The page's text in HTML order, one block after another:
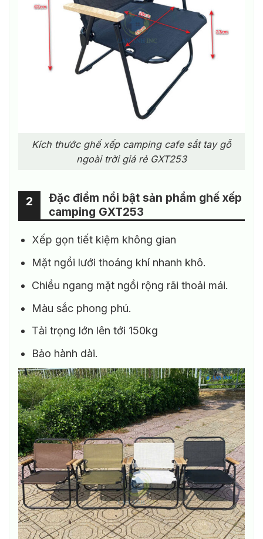
Kích thước ghế xếp camping cafe sắt tay gỗ
ngoài trời giá rẻ GXT253
Đặc điểm nổi bật sản phẩm ghế xếp
camping GXT253
2
Xếp gọn tiết kiệm không gian
Mặt ngồi lưới thoáng khí nhanh khô.
Chiều ngang mặt ngồi rộng rãi thoải mái.
Màu sắc phong phú.
Tải trọng lớn lên tới 150kg
Bảo hành dài.